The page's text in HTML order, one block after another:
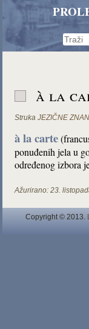
à la
Struka JEZIČNE
à la carte
ponuđenih jela u
određenog izbora
Ažurirano: 23.
Copyright © 2013.